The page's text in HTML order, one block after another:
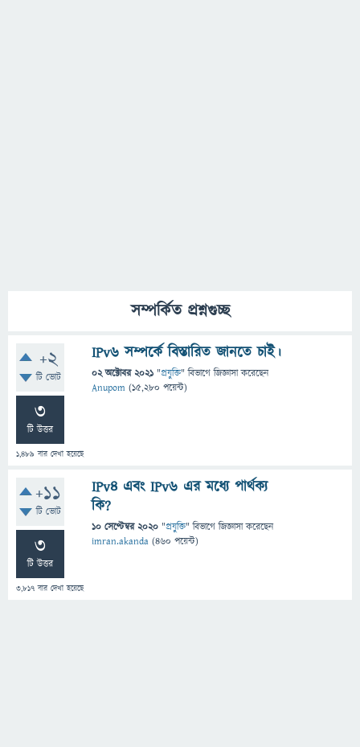
সম্পর্কিত প্রশ্নগুচ্ছ
+2
টি ভোট
3
টি উত্তর
1,489 বার দেখা হয়েছে
IPv6 সম্পর্কে বিস্তারিত জানতে চাই।
02 অক্টোবর 2021 "প্রযুক্তি" বিভাগে জিজ্ঞাসাকরেছেন
Anupom (15,280 পয়েন্ট)
+11
টি ভোট
3
টি উত্তর
3,817 বার দেখা হয়েছে
IPv4 এবং IPv6 এর মধ্যে পার্থক্য
কি?
10 সেপ্টেম্বর 2020 "প্রযুক্তি" বিভাগে জিজ্ঞাসাকরেছেন
imran.akanda (460 পয়েন্ট)